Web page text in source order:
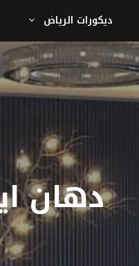
ديكورات الرياض
دهان